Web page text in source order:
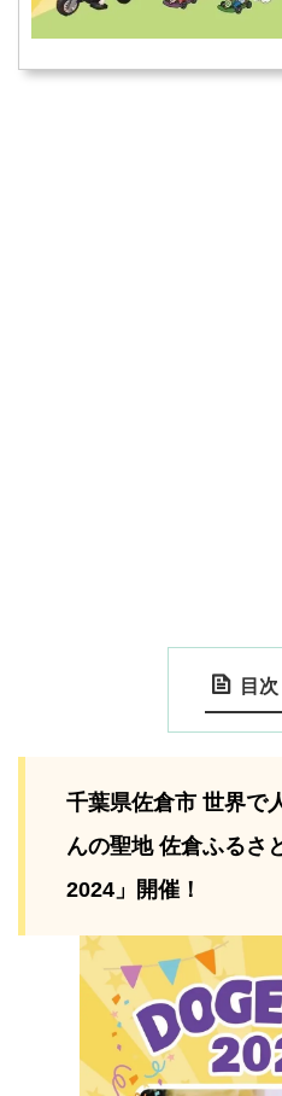
目次
千葉県佐倉市 世界で
んの聖地 佐倉ふるさ
2024」開催！